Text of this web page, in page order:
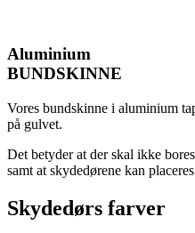
Aluminium
BUNDSKINNE
Vores bundskinne i aluminium
på gulvet.
Det betyder at der skal ikke
samt at skydedørene kan
Skydedørs farver